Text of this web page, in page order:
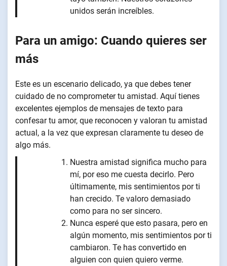
unidos serán increíbles.
Para un amigo: Cuando quieres ser
más
Este es un escenario delicado, ya que debes tener
cuidado de no comprometer tu amistad. Aquí tienes
excelentes ejemplos de mensajes de texto para
confesar tu amor, que reconocen y valoran tu amistad
actual, a la vez que expresan claramente tu deseo de
algo más.
Nuestra amistad significa mucho para
mí, por eso me cuesta decirlo. Pero
últimamente, mis sentimientos por ti
han crecido. Te valoro demasiado
como para no ser sincero.
Nunca esperé que esto pasara, pero en
algún momento, mis sentimientos por ti
cambiaron. Te has convertido en
alguien con quien quiero verme.